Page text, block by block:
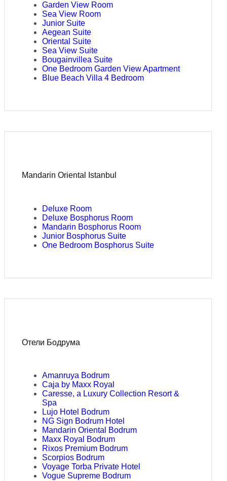
Garden View Room
Sea View Room
Junior Suite
Aegean Suite
Oriental Suite
Sea View Suite
Bougainvillea Suite
One Bedroom Garden View Apartment
Blue Beach Villa 4 Bedroom
Mandarin Oriental Istanbul
Deluxe Room
Deluxe Bosphorus Room
Mandarin Bosphorus Room
Junior Bosphorus Suite
One Bedroom Bosphorus Suite
Отели Бодрума
Amanruya Bodrum
Caja by Maxx Royal
Caresse, a Luxury Collection Resort &
Spa
Lujo Hotel Bodrum
NG Sign Bodrum Hotel
Mandarin Oriental Bodrum
Maxx Royal Bodrum
Rixos Premium Bodrum
Scorpios Bodrum
Voyage Torba Private Hotel
Vogue Supreme Bodrum